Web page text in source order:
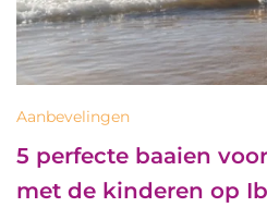
Aanbevelingen
5 perfecte baaien
met de kinderen op